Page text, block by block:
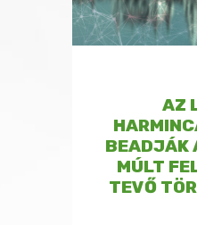
AZ
BEADJÁK
MÚLT
TEVŐ